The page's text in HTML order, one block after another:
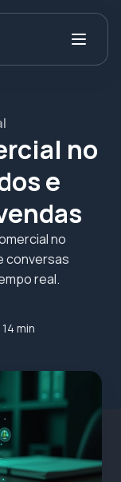
no
e
no
conversas
real.
14 min